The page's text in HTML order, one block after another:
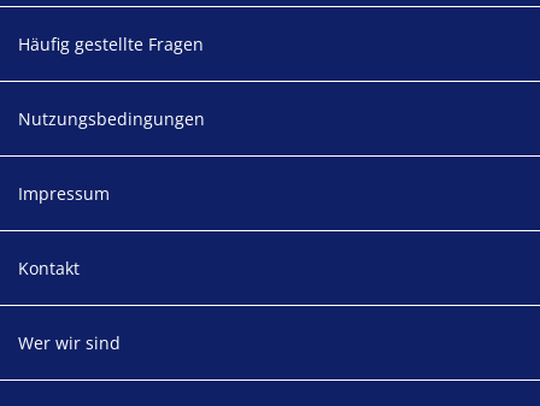
Häufig gestellte Fragen
Nutzungsbedingungen
Impressum
Kontakt
Wer wir sind